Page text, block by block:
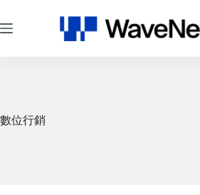
至
主
數位行銷